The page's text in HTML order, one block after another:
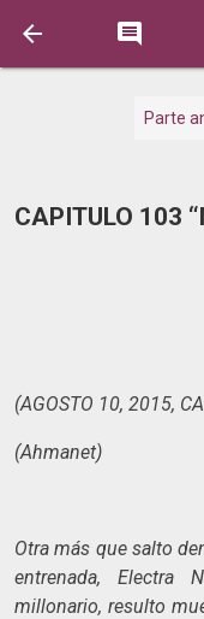
 
Parte
CAPITULO 103
(AGOSTO 10, 2015,
(Ahmanet)
Otra más que salto
entrenada, Electra
millonario, resulto